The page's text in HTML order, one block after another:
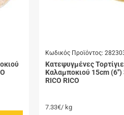
Κωδικός Προϊόντος:
Κατεψυγμένες
Καλαμποκιού 15cm (6'')
RICO RICO
7.33€/ kg